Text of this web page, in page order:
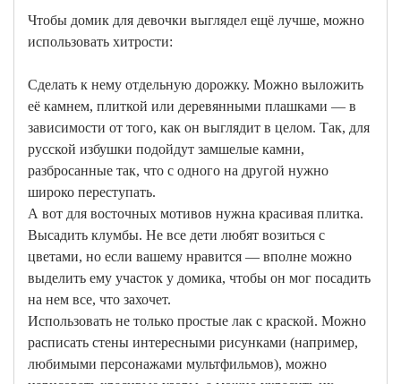
Чтобы домик для девочки выглядел ещё лучше, можно
использовать хитрости:
Сделать к нему отдельную дорожку. Можно выложить
её камнем, плиткой или деревянными плашками — в
зависимости от того, как он выглядит в целом. Так, для
русской избушки подойдут замшелые камни,
разбросанные так, что с одного на другой нужно
широко переступать.
А вот для восточных мотивов нужна красивая плитка.
Высадить клумбы. Не все дети любят возиться с
цветами, но если вашему нравится — вполне можно
выделить ему участок у домика, чтобы он мог посадить
на нем все, что захочет.
Использовать не только простые лак с краской. Можно
расписать стены интересными рисунками (например,
любимыми персонажами мультфильмов), можно